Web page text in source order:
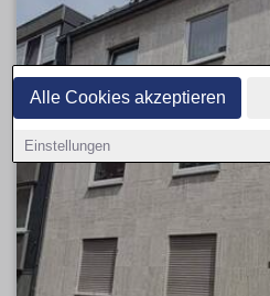
Alle Cookies akzeptieren
Einstellungen